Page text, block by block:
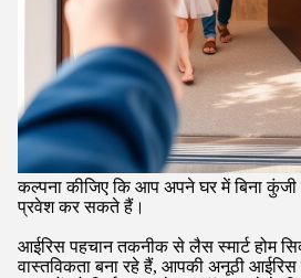
कल्पना कीजिए कि आप अपने घर में बिना कुंजी
प्रवेश कर सकते हैं।
आईरिस पहचान तकनीक से लैस स्मार्ट होम
वास्तविकता बना रहे हैं, आपकी अनूठी